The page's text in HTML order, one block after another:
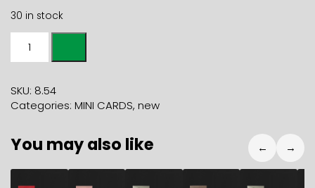
30 in stock
card
caramel
mini
quantity
SKU: 8.54
Categories: MINI CARDS, new
You may also like
2,80 2,80 2,80 2,80 2,80
← →